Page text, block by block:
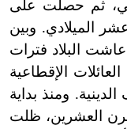
ثم حصلت على
الميلادي. وبين
البلاد فترات
الإقطاعية
ومنذ بداية
العشرين، ظلت